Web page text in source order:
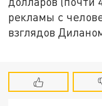
рекламы с
взглядов